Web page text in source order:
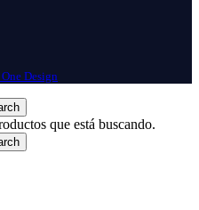
One Design
que está buscando.